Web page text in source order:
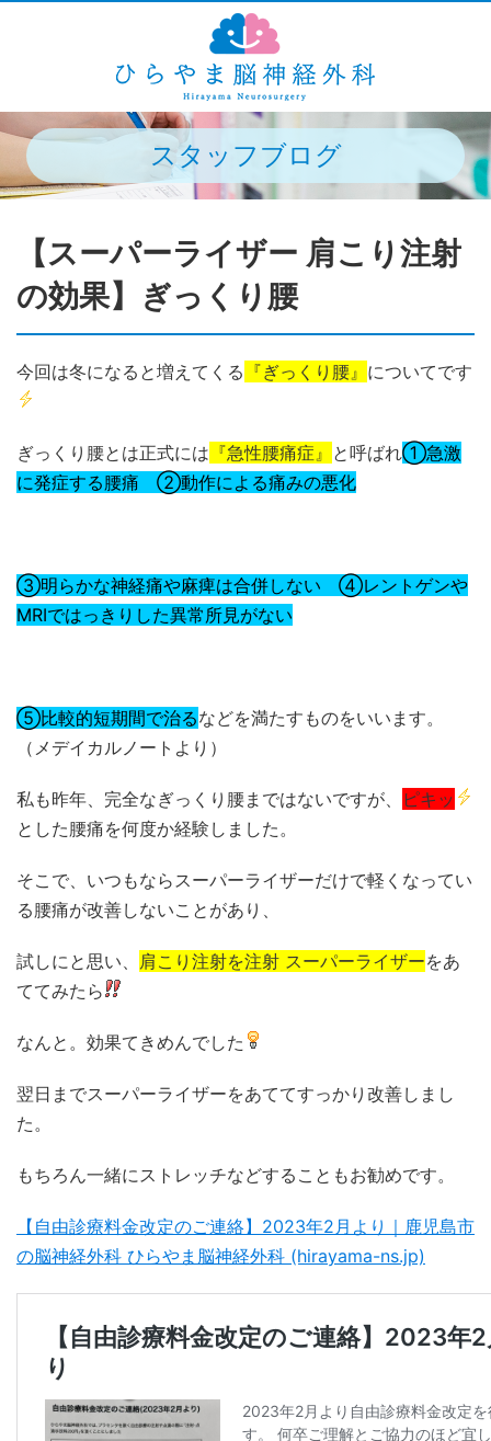
スタッフブログ
【スーパーライザー 肩こり注射
の効果】ぎっくり腰
今回は冬になると増えてくる 『ぎっくり腰』 についてです
ぎっくり腰とは正式には 『急性腰痛症』 と呼ばれ①急激
に発症する腰痛 ②動作による痛みの悪化
③明らかな神経痛や麻痺は合併しない ④レントゲンや
MRIではっきりした異常所見がない
⑤比較的短期間で治るなどを満たすものをいいます。
（メデイカルノートより）
私も昨年、完全なぎっくり腰まではないですが、
ピキッ
とした腰痛を何度か経験しました。
そこで、いつもならスーパーライザーだけで軽くなってい
る腰痛が改善しないことがあり、
試しにと思い、 肩こり注射を注射 スーパーライザーをあ
ててみたら
なんと。効果てきめんでした
翌日までスーパーライザーをあててすっかり改善しまし
た。
もちろん一緒にストレッチなどすることもお勧めです。
【自由診療料金改定のご連絡】2023年2月より｜鹿児島市
の脳神経外科 ひらやま脳神経外科 (hirayama-ns.jp)